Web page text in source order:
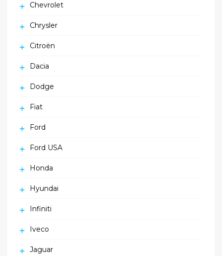
Chevrolet
Chrysler
Citroën
Dacia
Dodge
Fiat
Ford
Ford USA
Honda
Hyundai
Infiniti
Iveco
Jaguar